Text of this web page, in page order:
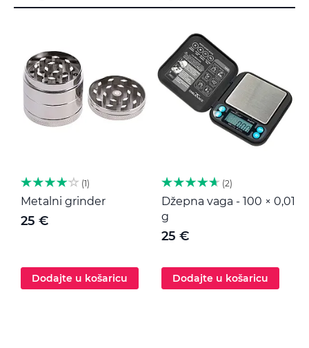
1
Metalni grinder
25 €
Dodajte u košaricu
2
Džepna vaga - 100 × 0,01
g
25 €
Dodajte u košaricu